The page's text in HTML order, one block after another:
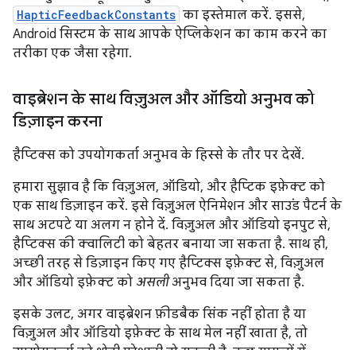
HapticFeedbackConstants का इस्तेमाल करें. इससे,
Android सिस्टम के साथ आपके ऐप्लिकेशन का काम करने का
तरीका एक जैसा रहेगा.
वाइब्रेशन के साथ विज़ुअल और ऑडियो अनुभव को
डिज़ाइन करना
हैप्टिक्स को उपयोगकर्ता अनुभव के हिस्से के तौर पर देखें.
हमारा सुझाव है कि विज़ुअल, ऑडियो, और हैप्टिक इफ़ेक्ट को
एक साथ डिज़ाइन करें. इसे विज़ुअल ऐनिमेशन और साउंड पैटर्न के
साथ अटपटे या अलग न होने दें. विज़ुअल और ऑडियो इनपुट से,
हैप्टिक्स की क्वालिटी को बेहतर बनाया जा सकता है. साथ ही,
अच्छी तरह से डिज़ाइन किए गए हैप्टिक्स इफ़ेक्ट से, विज़ुअल
और ऑडियो इफ़ेक्ट को असलीअनुभव दिया जा सकता है.
इसके उलट, अगर वाइब्रेशन फ़ीडबैक सिंक नहीं होता है या
विज़ुअल और ऑडियो इफ़ेक्ट के साथ मेल नहीं खाता है, तो